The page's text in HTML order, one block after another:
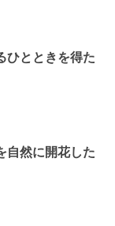
ひとときを得た
自然に開花した